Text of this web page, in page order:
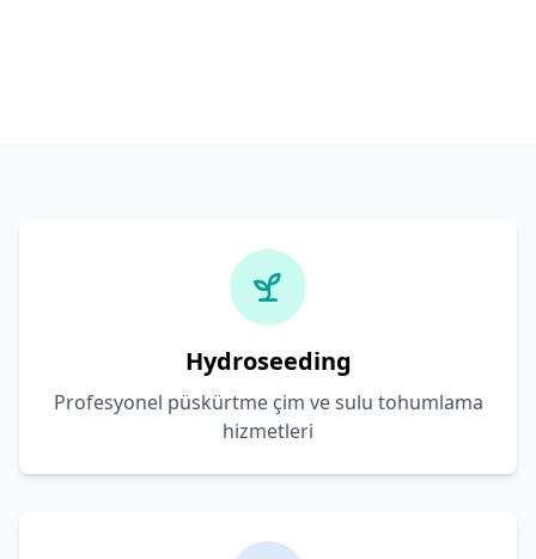
Hydroseeding
Profesyonel püskürtme çim ve sulu tohumlama
hizmetleri